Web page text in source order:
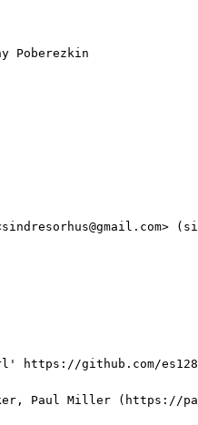
Poberezkin
https://github.com/es128
Paul Miller (https://